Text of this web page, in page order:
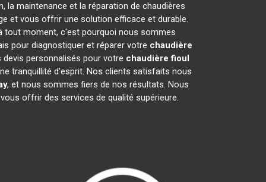
la maintenance et la réparation de chaudières
et vous offrir une solution efficace et durable.
tout moment, c'est pourquoi nous sommes
pour diagnostiquer et réparer votre chaudière
personnalisés pour votre chaudière fioul
tranquillité d'esprit. Nos clients satisfaits nous
, et nous sommes fiers de nos résultats. Nous
offrir des services de qualité supérieure.